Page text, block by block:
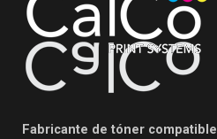
Fabricante de tóner compatible